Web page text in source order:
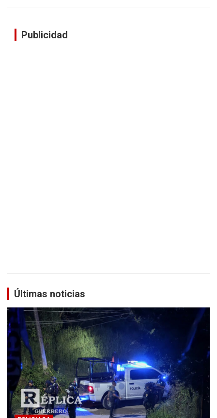
Publicidad
Últimas noticias